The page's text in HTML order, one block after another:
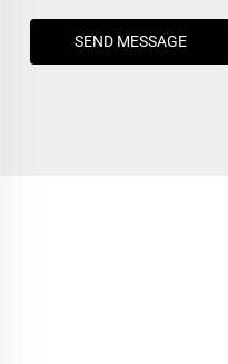
SEND MESSAGE